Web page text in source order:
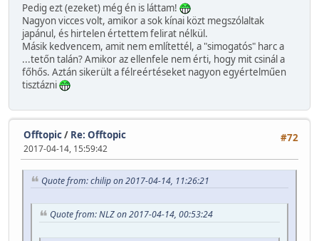
Pedig ezt (ezeket) még én is láttam!
Nagyon vicces volt, amikor a sok kínai közt megszólaltak
japánul, és hirtelen értettem felirat nélkül.
Másik kedvencem, amit nem említettél, a "simogatós" harc a
...tetőn talán? Amikor az ellenfele nem érti, hogy mit csinál a
főhős. Aztán sikerült a félreértéseket nagyon egyértelműen
tisztázni
#72
Offtopic/ Re: Offtopic
2017-04-14, 15:59:42
Quote from: chilip on 2017-04-14, 11:26:21
Quote from: NLZ on 2017-04-14, 00:53:24